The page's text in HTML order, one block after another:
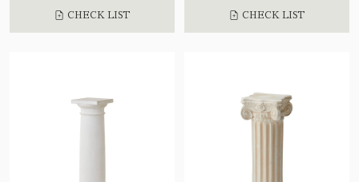
CHECK LIST CHECK LIST